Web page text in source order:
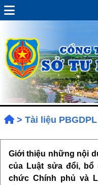
> Tài liệu PBGDPL
Giới thiệu những nội
của Luật sửa đổi, bổ
chức Chính phủ và